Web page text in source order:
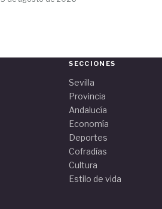
SECCIONES
Sevilla
Provincia
Andalucía
Economía
Deportes
Cofradías
Cultura
Estilo de vida